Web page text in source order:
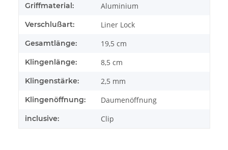
Griffmaterial: Aluminium
Verschlußart: Liner Lock
Gesamtlänge: 19,5 cm
Klingenlänge: 8,5 cm
Klingenstärke: 2,5 mm
Klingenöffnung: Daumenöffnung
inclusive: Clip